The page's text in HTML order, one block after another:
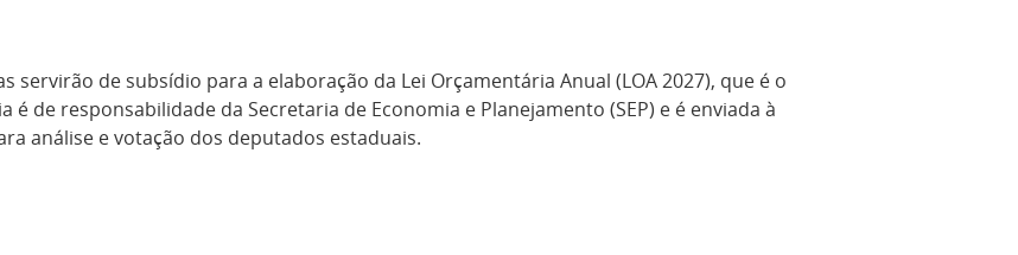
servirão de subsídio para a elaboração da Lei Orçamentária Anual (LOA 2027), que é o
de responsabilidade da Secretaria de Economia e Planejamento (SEP) e é enviada à
análise e votação dos deputados estaduais.